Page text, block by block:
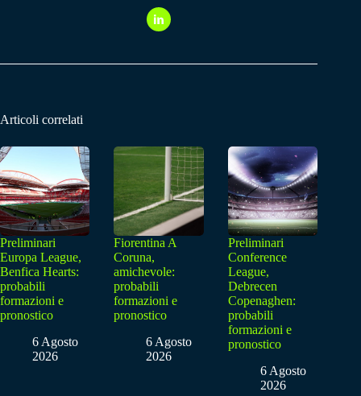
Articoli correlati
Preliminari
Europa League,
Benfica Hearts:
probabili
formazioni e
pronostico
6 Agosto
2026
Fiorentina A
Coruna,
amichevole:
probabili
formazioni e
pronostico
6 Agosto
2026
Preliminari
Conference
League,
Debrecen
Copenaghen:
probabili
formazioni e
pronostico
6 Agosto
2026